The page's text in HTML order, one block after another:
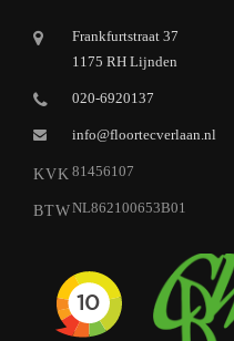
Frankfurtstraat 37
1175 RH Lijnden
020-6920137
info@floortecverlaan.nl
KVK 81456107
BTWNL862100653B01